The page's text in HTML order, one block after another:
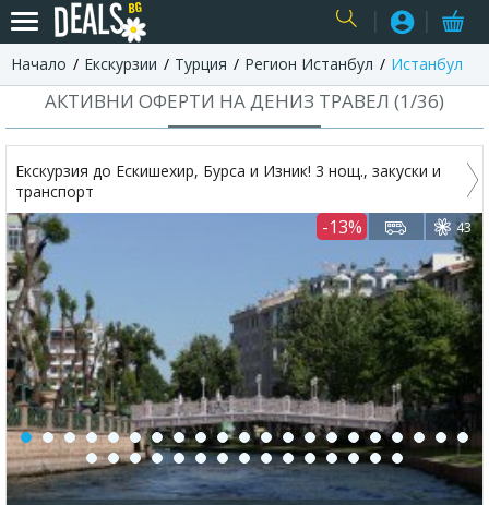
USER
Начало Екскурзии Турция Регион Истанбул Истанбул
АКТИВНИ ОФЕРТИ НА ДЕНИЗ ТРАВЕЛ (1/36)
Екскурзия до Ескишехир, Бурса и Изник! 3 нощ., закуски и
транспорт
-13% 43